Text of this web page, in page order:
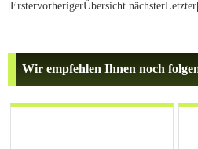
|ErstervorherigerÜbersicht nächsterLetzter|
Wir empfehlen Ihnen noch